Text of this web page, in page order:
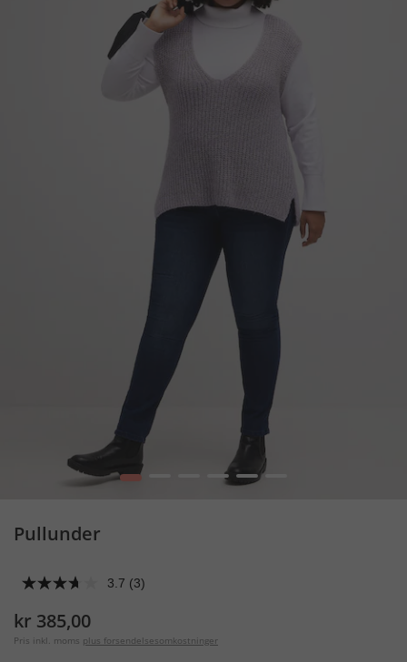
5
Pullunder
3.7 (3)
kr 385,00
Pris inkl. moms plus forsendelsesomkostninger